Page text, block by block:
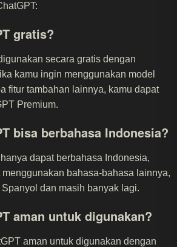
gratis?
secara gratis dengan
kamu ingin menggunakan model
fitur tambahan lainnya, kamu dapat
Premium.
bisa berbahasa Indonesia?
dapat berbahasa Indonesia,
bahasa-bahasa lainnya,
dan masih banyak lagi.
aman untuk digunakan?
aman untuk digunakan dengan